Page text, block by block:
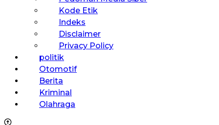
Kode Etik
Indeks
Disclaimer
Privacy Policy
politik
Otomotif
Berita
Kriminal
Olahraga